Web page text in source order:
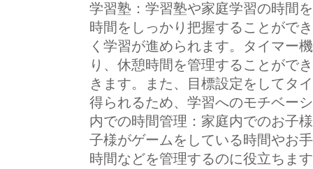
学習塾：学習塾や家庭学習の時間
時間をしっかり把握することがで
く学習が進められます。タイマー
り、休憩時間を管理することがで
きます。また、目標設定をしてタ
得られるため、学習へのモチベー
内での時間管理：家庭内でのお子
子様がゲームをしている時間やお
時間などを管理するのに役立ちま